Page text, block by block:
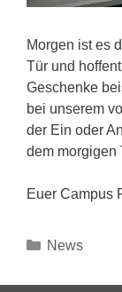
Morgen ist es
Tür und
Geschenke
bei unserem
der Ein oder
dem morgigen
Euer Campus
Kategorien
News